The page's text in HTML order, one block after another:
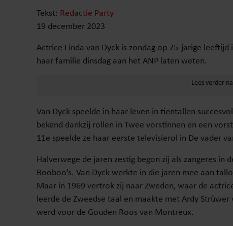
Tekst: Redactie Party
19 december 2023
Actrice Linda van Dyck is zondag op 75-jarige
haar familie dinsdag aan het ANP laten weten.
Van Dyck speelde in haar leven in tientallen
bekend dankzij rollen in Twee vorstinnen en een
11e speelde ze haar eerste televisierol in De vader
Halverwege de jaren zestig begon zij als zangeres
Booboo’s. Van Dyck werkte in die jaren mee aan
Maar in 1969 vertrok zij naar Zweden, waar de
leerde de Zweedse taal en maakte met Ardy
werd voor de Gouden Roos van Montreux.